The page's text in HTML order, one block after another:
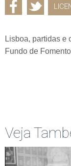
Lisboa, partidas e
Fundo de
Veja